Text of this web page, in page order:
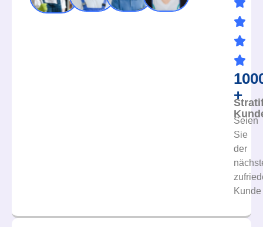
+
Seien
Sie
der
Kunde